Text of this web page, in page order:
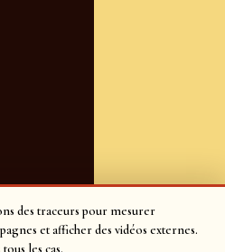
des traceurs pour mesurer
et afficher des vidéos externes.
les cas.